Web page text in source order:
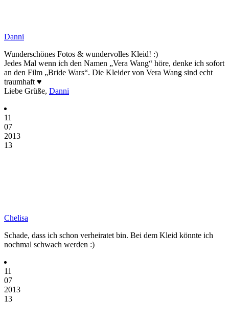
Danni
Wunderschönes Fotos & wundervolles Kleid! :)
Jedes Mal wenn ich den Namen „Vera Wang“ höre, denke ich sofort
an den Film „Bride Wars“. Die Kleider von Vera Wang sind echt
traumhaft ♥
Liebe Grüße, Danni
11
07
2013
13
Chelisa
Schade, dass ich schon verheiratet bin. Bei dem Kleid könnte ich
nochmal schwach werden :)
11
07
2013
13